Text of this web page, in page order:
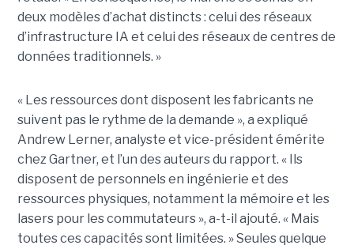
deux modèles d’achat distincts : celui des réseaux
d’infrastructure IA et celui des réseaux de centres de
données traditionnels. »
« Les ressources dont disposent les fabricants ne
suivent pas le rythme de la demande », a expliqué
Andrew Lerner, analyste et vice-président émérite
chez Gartner, et l’un des auteurs du rapport. « Ils
disposent de personnels en ingénierie et des
ressources physiques, notamment la mémoire et les
lasers pour les commutateurs », a-t-il ajouté. « Mais
toutes ces capacités sont limitées. » Seules quelque